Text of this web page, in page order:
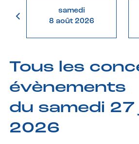
samedi
8 août 2026
Tous les
évènements
du samedi 27
2026